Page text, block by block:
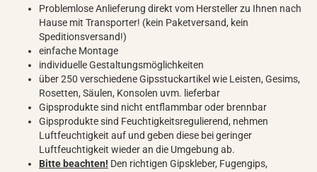
Problemlose Anlieferung direkt vom Hersteller zu Ihnen nach
Hause mit Transporter! (kein Paketversand, kein
Speditionsversand!)
einfache Montage
individuelle Gestaltungsmöglichkeiten
über 250 verschiedene Gipsstuckartikel wie Leisten, Gesims,
Rosetten, Säulen, Konsolen uvm. lieferbar
Gipsprodukte sind nicht entflammbar oder brennbar
Gipsprodukte sind Feuchtigkeitsregulierend, nehmen
Luftfeuchtigkeit auf und geben diese bei geringer
Luftfeuchtigkeit wieder an die Umgebung ab.
Bitte beachten! Den richtigen Gipskleber, Fugengips,